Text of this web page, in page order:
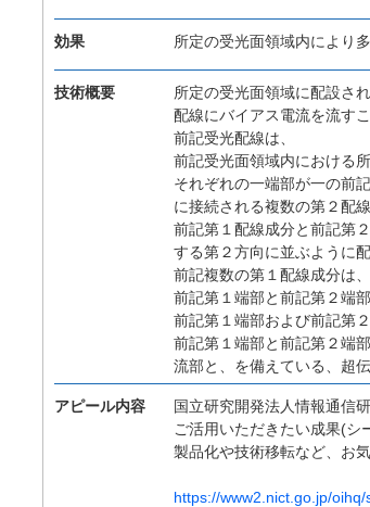
効果 所定の受光面領域内により
技術概要
所定の受光面領域に配設さ
配線にバイアス電流を流す
前記受光配線は、
前記受光面領域内における
それぞれの一端部が一の前
に接続される複数の第２配
前記第１配線成分と前記第
する第２方向に並ぶように配
前記複数の第１配線成分は、
前記第１端部と前記第２端
前記第１端部および前記第
前記第１端部と前記第２端
流部と、を備えている、超
アピール内容
国立研究開発法人情報通信
ご活用いただきたい成果(シ
製品化や技術移転など、お
https://www2.nict.go.jp/oihq/